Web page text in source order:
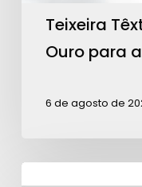
Teixeira
Ouro para
6 de agosto de